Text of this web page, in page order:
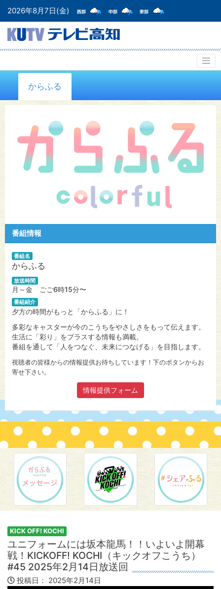
2026年8月7日(金)
からふる
番組情報
番組名
からふる
放送時間
月～金 ごご6時15分〜
番組紹介
夕方の時間がもっと「からふる」に！
多彩なキャスターが今のこうちをやさしさをもって伝えます。
生活に「彩り」をプラスする情報も満載。
番組を通して「人をつなぐ、未来につなげる」を目指します。
視聴者の皆様からの情報提供お待ちしています！下のボタンからお
寄せ下さい。
情報提供フォーム
KICK OFF! KOCHI
ユニフォームには坂本龍馬！！いよいよ開幕
戦！KICKOFF! KOCHI（キックオフこうち）
#45 2025年2月14日放送回
投稿日： 2025年2月14日